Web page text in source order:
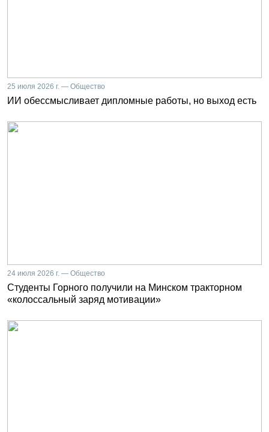
25 июля 2026 г. — Общество
ИИ обессмысливает дипломные работы, но выход есть
24 июля 2026 г. — Общество
Студенты Горного получили на Минском тракторном
«колоссальный заряд мотивации»